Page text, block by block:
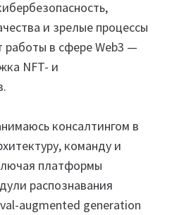
и зрелые процессы
работы в сфере Web3 —
NFT- и
консалтингом в
команду и
платформы
распознавания
augmented generation